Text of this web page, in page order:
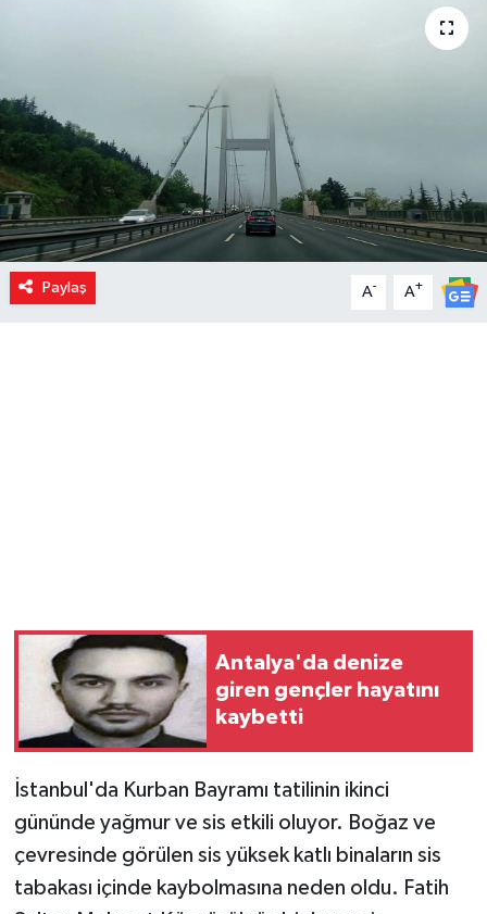
Paylaş A- A+
Antalya'da denize
giren gençler hayatını
kaybetti
İstanbul'da Kurban Bayramı tatilinin ikinci
gününde yağmur ve sis etkili oluyor. Boğaz ve
çevresinde görülen sis yüksek katlı binaların sis
tabakası içinde kaybolmasına neden oldu. Fatih